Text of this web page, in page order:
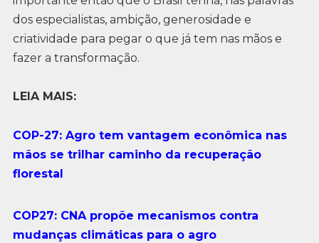
dos especialistas, ambição, generosidade e
criatividade para pegar o que já tem nas mãos e
fazer a transformação.
LEIA MAIS:
COP-27: Agro tem vantagem econômica nas
mãos se trilhar caminho da recuperação
florestal
COP27: CNA propõe mecanismos contra
mudanças climáticas para o agro